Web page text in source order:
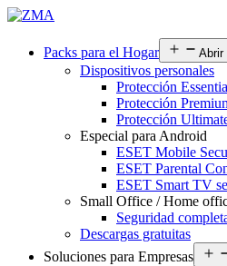
Packs para el Hogar Abrir
Dispositivos personales
Protección
Protección
Protección
Especial para Android
ESET Mobile
ESET Parental
ESET Smart TV
Small Office / Home
Seguridad
Descargas gratuitas
Soluciones para Empresas